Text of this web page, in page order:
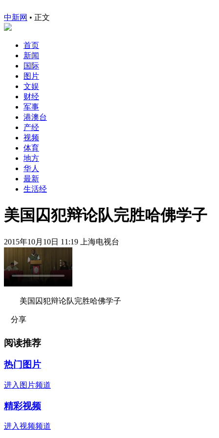
中新网 • 正文
首页
新闻
国际
图片
文娱
财经
军事
港澳台
产经
视频
体育
地方
华人
最新
生活经
美国囚犯辩论队完胜哈佛学子
2015年10月10日 11:19 上海电视台
美国囚犯辩论队完胜哈佛学子
分享
阅读推荐
热门图片
进入图片频道
精彩视频
进入视频频道